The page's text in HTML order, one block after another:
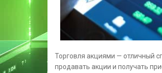
Торговля акциями — отличный
продавать акции и получать